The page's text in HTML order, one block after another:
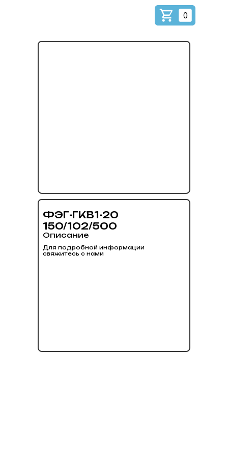
0
ФЭГ-ГКВ1-20
150/102/500
Описание
Для подробной информации
свяжитесь с нами